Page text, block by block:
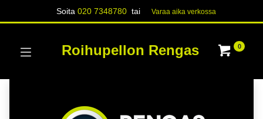
Soita020 7348780 tai Varaa aika verk​​​​ossa
Roihupellon Rengas 0